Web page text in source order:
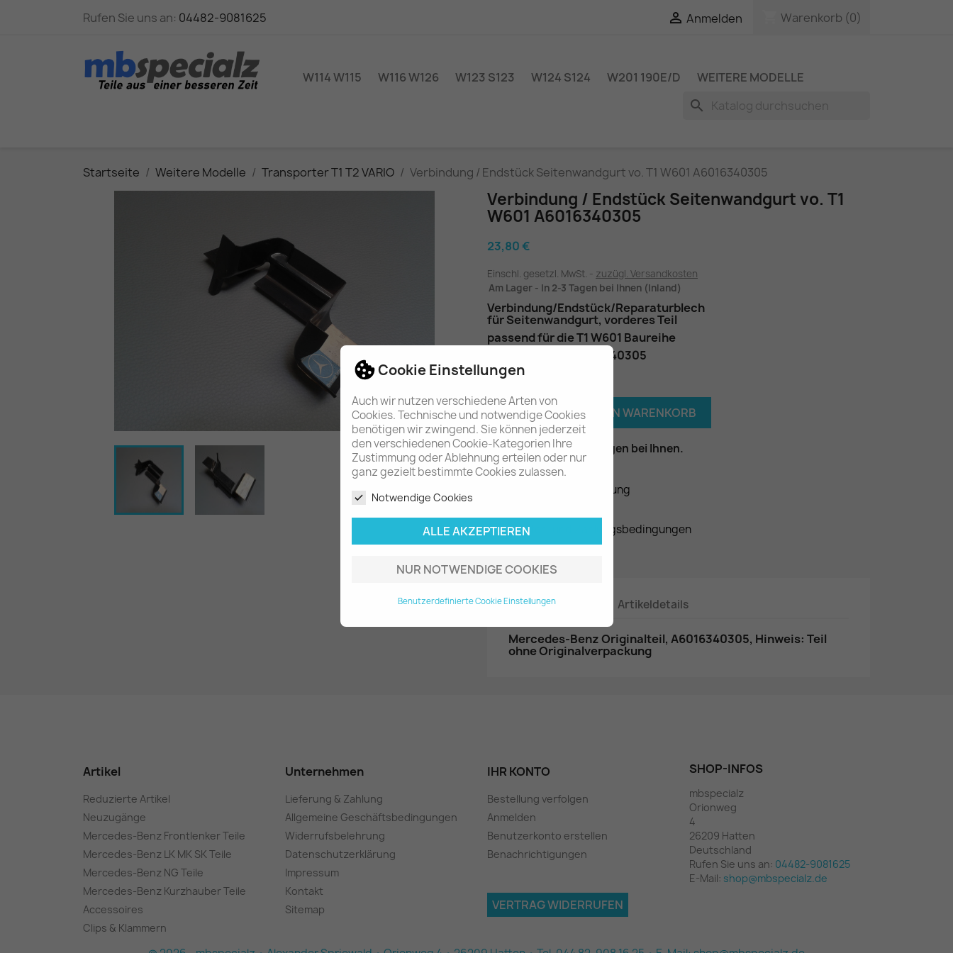
Cookie Einstellungen
Auch wir nutzen verschiedene Arten von
Cookies. Technische und notwendige Cookies
benötigen wir zwingend. Sie können jederzeit
den verschiedenen Cookie-Kategorien Ihre
Zustimmung oder Ablehnung erteilen oder nur
ganz gezielt bestimmte Cookies zulassen.
Notwendige Cookies
ALLE AKZEPTIEREN
NUR NOTWENDIGE COOKIES
Benutzerdefinierte Cookie Einstellungen
Rufen Sie uns an: 04482-9081625  Anmelden Warenkorb (0)
W114 W115 W116 W126 W123 S123 W124 S124 W201 190E/D WEITERE MODELLE
search
Startseite Weitere Modelle Transporter T1 T2 VARIO Verbindung / Endstück Seitenwandgurt vo. T1 W601 A6016340305
Verbindung / Endstück Seitenwandgurt vo. T1
W601 A6016340305
23,80 €
Einschl. gesetzl. MwSt.
zuzügl. Versandkosten
Am Lager - In 2-3 Tagen bei Ihnen (Inland)
Verbindung/Endstück/Reparaturblech
für Seitenwandgurt, vorderes Teil
passend für die T1 W601 Baureihe
: A6016340305
 IN DEN WARENKORB
Am Lager - In 2-3 Tagen bei Ihnen.
Datenschutzerklärung
Liefer- und Zahlungsbedingungen
Beschreibung Artikeldetails
Mercedes-Benz Originalteil, A6016340305, Hinweis: Teil
ohne Originalverpackung
Artikel
Reduzierte Artikel
Neuzugänge
Mercedes-Benz Frontlenker Teile
Mercedes-Benz LK MK SK Teile
Mercedes-Benz NG Teile
Mercedes-Benz Kurzhauber Teile
Accessoires
Clips & Klammern
Unternehmen
Lieferung & Zahlung
Allgemeine Geschäftsbedingungen
Widerrufsbelehrung
Datenschutzerklärung
Impressum
Kontakt
Sitemap
IHR KONTO
Bestellung verfolgen
Anmelden
Benutzerkonto erstellen
Benachrichtigungen
SHOP-INFOS
mbspecialz
Orionweg
4
26209 Hatten
Deutschland
Rufen Sie uns an: 04482-9081625
E-Mail: shop@mbspecialz.de
VERTRAG WIDERRUFEN